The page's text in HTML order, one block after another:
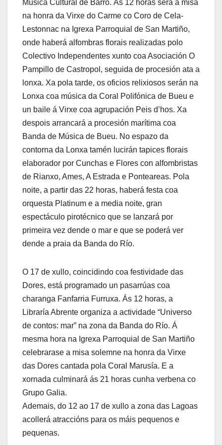
Música Cultural de Barro. Ás 12 horas será a misa
na honra da Virxe do Carme co Coro de Cela-
Lestonnac na Igrexa Parroquial de San Martiño,
onde haberá alfombras florais realizadas polo
Colectivo Independentes xunto coa Asociación O
Pampillo de Castropol, seguida de procesión ata a
lonxa. Xa pola tarde, os oficios relixiosos serán na
Lonxa coa música da Coral Polifónica de Bueu e
un baile á Virxe coa agrupación Peis d’hos. Xa
despois arrancará a procesión marítima coa
Banda de Música de Bueu. No espazo da
contorna da Lonxa tamén lucirán tapices florais
elaborador por Cunchas e Flores con alfombristas
de Rianxo, Ames, A Estrada e Ponteareas. Pola
noite, a partir das 22 horas, haberá festa coa
orquesta Platinum e a media noite, gran
espectáculo pirotécnico que se lanzará por
primeira vez dende o mar e que se poderá ver
dende a praia da Banda do Río.
O 17 de xullo, coincidindo coa festividade das
Dores, está programado un pasarrúas coa
charanga Fanfarria Furruxa. Ás 12 horas, a
Libraría Abrente organiza a actividade “Universo
de contos: mar” na zona da Banda do Río. Á
mesma hora na Igrexa Parroquial de San Martiño
celebrarase a misa solemne na honra da Virxe
das Dores cantada pola Coral Marusía. E a
xornada culminará ás 21 horas cunha verbena co
Grupo Galia.
Ademais, do 12 ao 17 de xullo a zona das Lagoas
acollerá atraccións para os máis pequenos e
pequenas.